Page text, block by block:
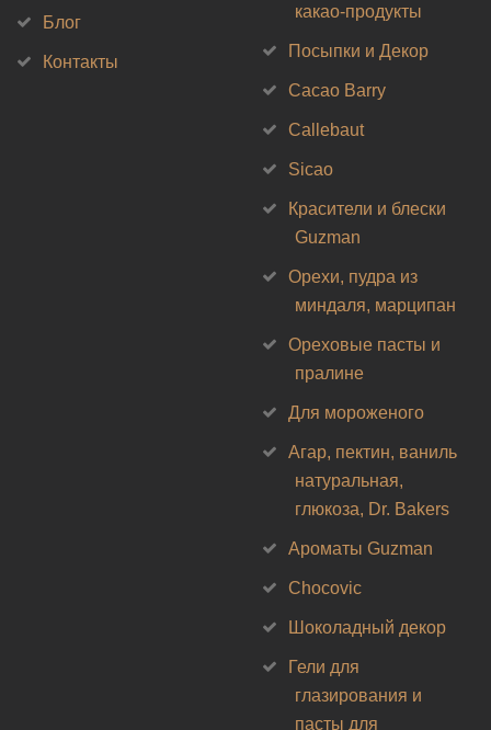
Блог
Контакты
какао-продукты
Посыпки и Декор
Cacao Barry
Callebaut
Sicao
Красители и блески
Guzman
Орехи, пудра из
миндаля, марципан
Ореховые пасты и
пралине
Для мороженого
Агар, пектин, ваниль
натуральная,
глюкоза, Dr. Bakers
Ароматы Guzman
Chocovic
Шоколадный декор
Гели для
глазирования и
пасты для